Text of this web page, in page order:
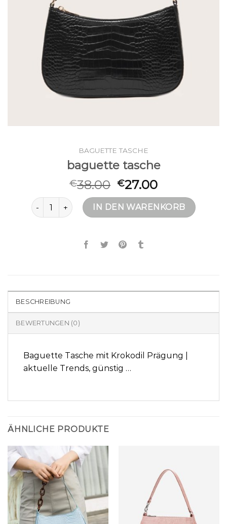
BAGUETTE TASCHE
baguette tasche
€38.00 €27.00
baguette tasche MengeIN DEN WARENKORB
BESCHREIBUNG
BEWERTUNGEN (0)
Baguette Tasche mit Krokodil Prägung |
aktuelle Trends, günstig …
ÄHNLICHE PRODUKTE